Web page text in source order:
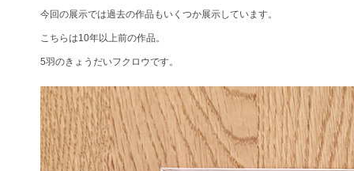
今回の展示では過去の作品もいくつか展示しています。
こちらは10年以上前の作品。
5羽のきょうだいフクロウです。